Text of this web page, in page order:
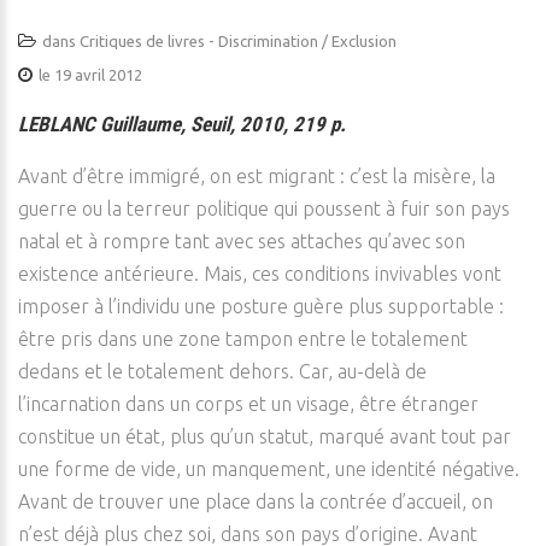
dans Critiques de livres - Discrimination / Exclusion
le 19 avril 2012
LEBLANC Guillaume, Seuil, 2010, 219 p.
Avant d’être immigré, on est migrant : c’est la misère, la
guerre ou la terreur politique qui poussent à fuir son pays
natal et à rompre tant avec ses attaches qu’avec son
existence antérieure. Mais, ces conditions invivables vont
imposer à l’individu une posture guère plus supportable :
être pris dans une zone tampon entre le totalement
dedans et le totalement dehors. Car, au-delà de
l’incarnation dans un corps et un visage, être étranger
constitue un état, plus qu’un statut, marqué avant tout par
une forme de vide, un manquement, une identité négative.
Avant de trouver une place dans la contrée d’accueil, on
n’est déjà plus chez soi, dans son pays d’origine. Avant